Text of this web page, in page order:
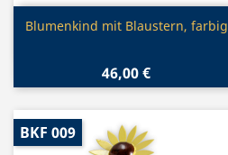
 Vorschau
Blumenkind mit Blaustern, farbig
46,00 €
BKF 009